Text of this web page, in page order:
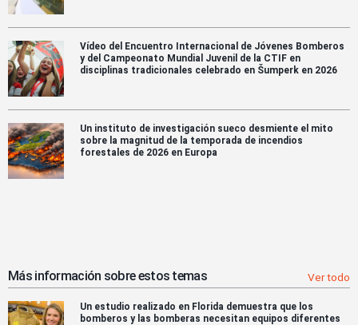
Vídeo del Encuentro Internacional de Jóvenes Bomberos
y del Campeonato Mundial Juvenil de la CTIF en
disciplinas tradicionales celebrado en Šumperk en 2026
Un instituto de investigación sueco desmiente el mito
sobre la magnitud de la temporada de incendios
forestales de 2026 en Europa
Más información sobre estos temas Ver todo
Un estudio realizado en Florida demuestra que los
bomberos y las bomberas necesitan equipos diferentes